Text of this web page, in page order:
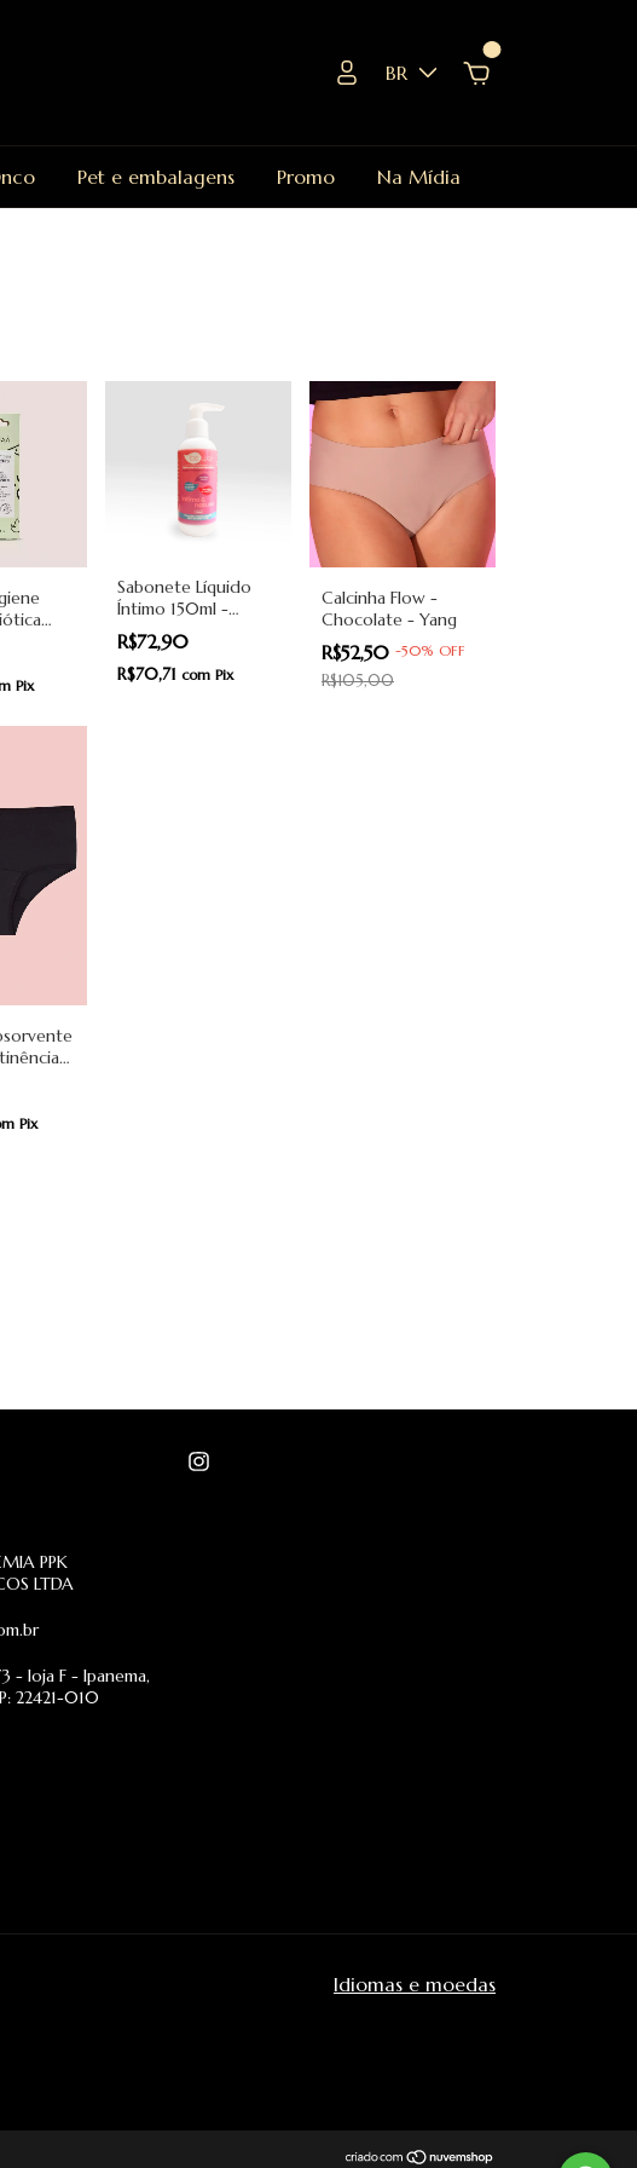
BR
Pet e embalagens Promo Na Mídia
- Nuaá
Pix
Sabonete Líquido
Íntimo 150ml -
BeWet
R$72,90
R$70,71 com Pix
Calcinha Flow -
Chocolate - Yang
R$52,50 -50% OFF
R$105,00
-
Pix
PPK
LTDA
- loja F - Ipanema,
22421-010
Idiomas e moedas